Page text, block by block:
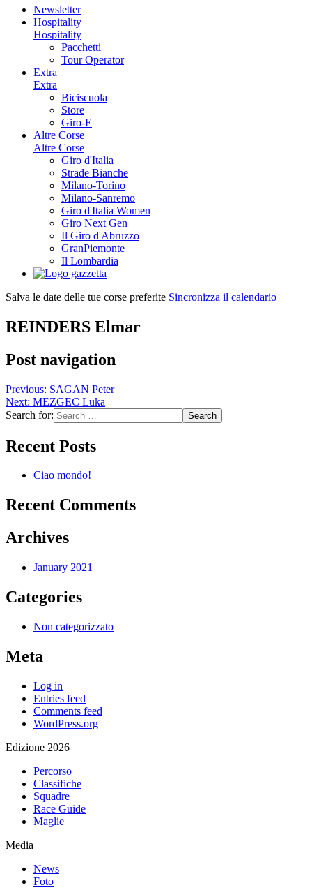
Newsletter
Hospitality
Hospitality
Pacchetti
Tour Operator
Extra
Extra
Biciscuola
Store
Giro-E
Altre Corse
Altre Corse
Giro d'Italia
Strade Bianche
Milano-Torino
Milano-Sanremo
Giro d'Italia Women
Giro Next Gen
Il Giro d'Abruzzo
GranPiemonte
Il Lombardia
Salva le date delle tue corse preferite Sincronizza il calendario
REINDERS Elmar
Post navigation
Previous: SAGAN Peter
Next: MEZGEC Luka
Search for:
Recent Posts
Ciao mondo!
Recent Comments
Archives
January 2021
Categories
Non categorizzato
Meta
Log in
Entries feed
Comments feed
WordPress.org
Edizione 2026
Percorso
Classifiche
Squadre
Race Guide
Maglie
Media
News
Foto